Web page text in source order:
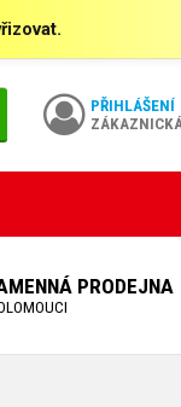
PŘIHLÁŠENÍ
PRODEJNA